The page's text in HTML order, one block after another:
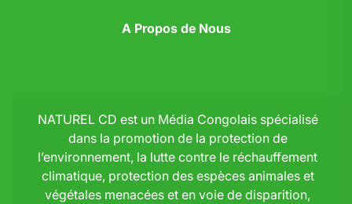
A Propos de Nous
NATUREL CD est un Média Congolais spécialisé
dans la promotion de la protection de
l’environnement, la lutte contre le réchauffement
climatique, protection des espèces animales et
végétales menacées et en voie de disparition,